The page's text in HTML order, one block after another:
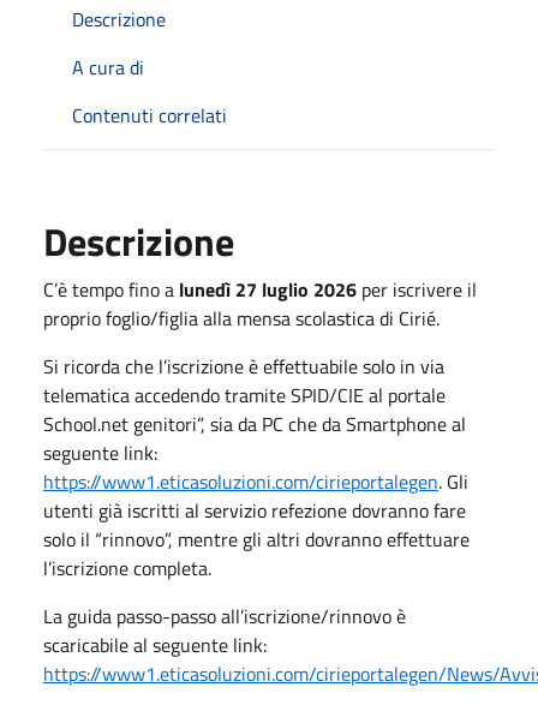
Descrizione
A cura di
Contenuti correlati
Descrizione
C’è tempo fino a lunedì 27 luglio 2026 per iscrivere il
proprio foglio/figlia alla mensa scolastica di Cirié.
Si ricorda che l’iscrizione è effettuabile solo in via
telematica accedendo tramite SPID/CIE al portale
School.net genitori”, sia da PC che da Smartphone al
seguente link:
https://www1.eticasoluzioni.com/cirieportalegen. Gli
utenti già iscritti al servizio refezione dovranno fare
solo il “rinnovo”, mentre gli altri dovranno effettuare
l’iscrizione completa.
La guida passo-passo all’iscrizione/rinnovo è
scaricabile al seguente link:
https://www1.eticasoluzioni.com/cirieportalegen/News/